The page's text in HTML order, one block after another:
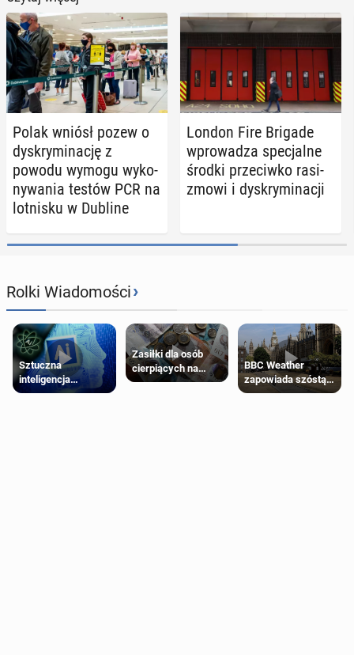
Polak wniósł pozew o
dys­kry­mi­na­cję z
powodu wymogu wy­ko­
ny­wa­nia testów PCR na
lot­ni­sku w Dubline
London Fire Brigade
wpro­wa­dza spe­cjal­ne
środki prze­ciw­ko ra­si­
zmo­wi i dys­kry­mi­na­cji
Rolki Wiadomości›
Sztuczna
inteligencja
próbowała oszukać
Zasiłki dla osób
cierpiących na
schorzenia
BBC Weather
zapowiada szóstą
falę upałów w